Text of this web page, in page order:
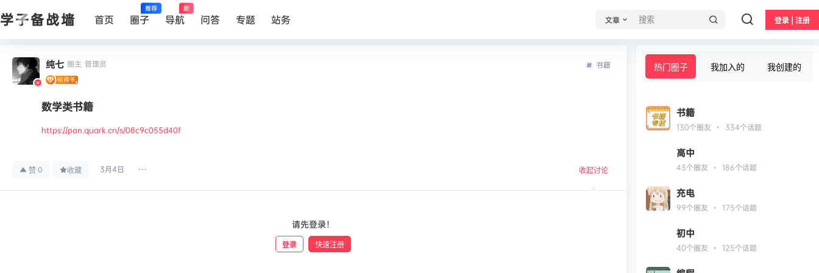
学子备战墙 首页 圈子
推荐
导航
新
问答 专题 站务 文章 登录 | 注册
纯七 圈主 管理员 书籍
数学类书籍
https://pan.quark.cn/s/08c9c055d40f
赞 0 收藏 3月4日 收起讨论
请先登录！
登录 快速注册
热门圈子 我加入的 我创建的
书籍
130个圈友 • 334个话题
高中
43个圈友 • 186个话题
充电
99个圈友 • 175个话题
初中
40个圈友 • 125个话题